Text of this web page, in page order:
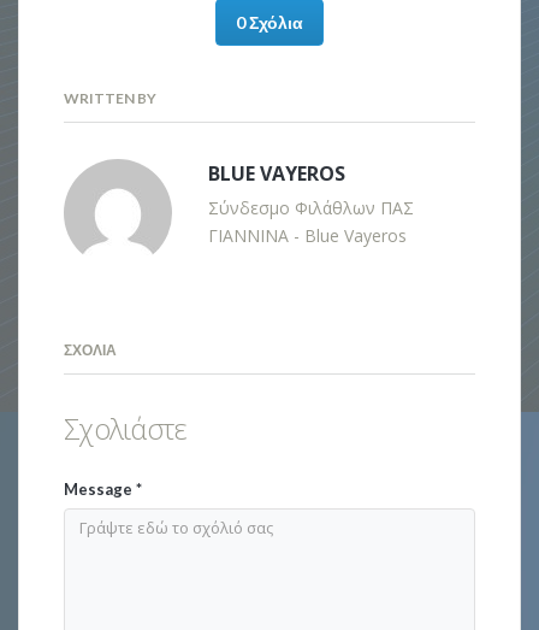
0 Σχόλια
WRITTEN BY
BLUE VAYEROS
Σύνδεσμο Φιλάθλων ΠΑΣ
ΓΙΑΝΝΙΝΑ - Blue Vayeros
ΣΧΌΛΙΑ
Σχολιάστε
Message*